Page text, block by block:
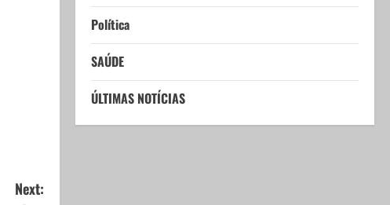
Next:
Política
SAÚDE
ÚLTIMAS NOTÍCIAS